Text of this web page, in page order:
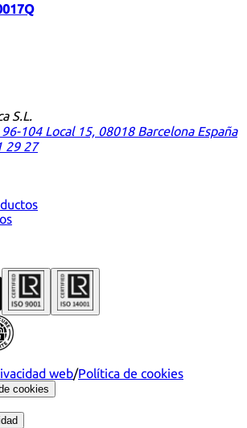
S.L.
104 Local 15, 08018 Barcelona España
29 27
web/Política de cookies
cookies